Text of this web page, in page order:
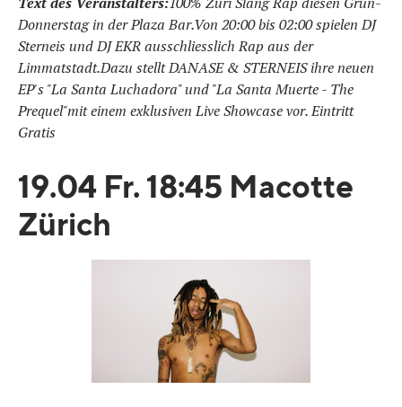
Donnerstag in der Plaza Bar.Von 20:00 bis 02:00 spielen DJ
Sterneis und DJ EKR ausschliesslich Rap aus der
Limmatstadt.Dazu stellt DANASE & STERNEIS ihre neuen
EP's "La Santa Luchadora" und "La Santa Muerte - The
Prequel"mit einem exklusiven Live Showcase vor. Eintritt
Gratis
19.04 Fr. 18:45 Macotte
Zürich